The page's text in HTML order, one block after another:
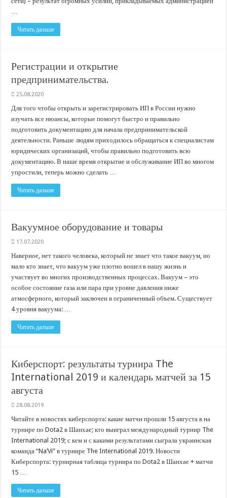
…
Читать дальше
Регистрации и открытие
предпринимательства.
25.08.2020
Для того чтобы открыть и зарегистрировать ИП в России нужно
изучать все нюансы, которые помогут быстро и правильно
подготовить документацию для начала предпринимательской
деятельности. Раньше людям приходилось обращаться к специалистам
юридических организаций, чтобы правильно подготовить всю
документацию. В наше время открытие и обслуживание ИП во многом
упростили, теперь можно сделать …
Читать дальше
Вакуумное оборудование и товары
17.07.2020
Наверное, нет такого человека, который не знает что такое вакуум, но
мало кто знает, что вакуум уже плотно вошел в нашу жизнь и
участвует во многих производственных процессах. Вакуум – это
особое состояние газа или пара при уровне давления ниже
атмосферного, который заключен в ограниченный объем. Существует
4 уровня вакуума: …
Читать дальше
Киберспорт: результаты турнира The
International 2019 и календарь матчей за 15
августа
28.08.2019
Читайте в новостях киберспорта: какие матчи прошли 15 августа в на
турнире по Dota2 в Шанхае; кто выиграл международный турнир The
International 2019; с кем и с какими результатами сыграла украинская
команда “Na’Vi” в турнире The International 2019. Новости
Киберспорта: турнирная таблица турнира по Dota2 в Шанхае + матчи
15 …
Читать дальше